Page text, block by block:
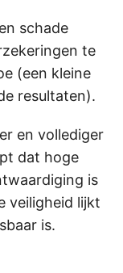
schade
te
(een kleine
resultaten).
en vollediger
dat hoge
is
veiligheid lijkt
is.